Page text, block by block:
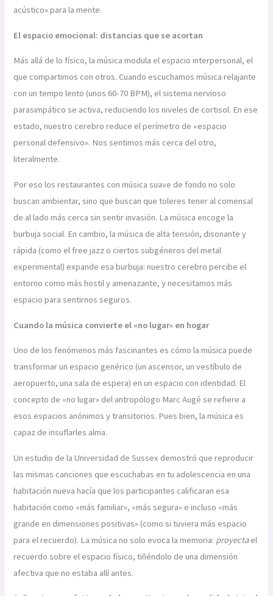
acústico» para la mente.
El espacio emocional: distancias que se acortan
Más allá de lo físico, la música modula el espacio interpersonal, el
que compartimos con otros. Cuando escuchamos música relajante
con un tempo lento (unos 60-70 BPM), el sistema nervioso
parasimpático se activa, reduciendo los niveles de cortisol. En ese
estado, nuestro cerebro reduce el perímetro de «espacio
personal defensivo». Nos sentimos más cerca del otro,
literalmente.
Por eso los restaurantes con música suave de fondo no solo
buscan ambientar, sino que buscan que toleres tener al comensal
de al lado más cerca sin sentir invasión. La música encoge la
burbuja social. En cambio, la música de alta tensión, disonante y
rápida (como el free jazz o ciertos subgéneros del metal
experimental) expande esa burbuja: nuestro cerebro percibe el
entorno como más hostil y amenazante, y necesitamos más
espacio para sentirnos seguros.
Cuando la música convierte el «no lugar» en hogar
Uno de los fenómenos más fascinantes es cómo la música puede
transformar un espacio genérico (un ascensor, un vestíbulo de
aeropuerto, una sala de espera) en un espacio con identidad. El
concepto de «no lugar» del antropólogo Marc Augé se refiere a
esos espacios anónimos y transitorios. Pues bien, la música es
capaz de insuflarles alma.
Un estudio de la Universidad de Sussex demostró que reproducir
las mismas canciones que escuchabas en tu adolescencia en una
habitación nueva hacía que los participantes calificaran esa
habitación como «más familiar», «más segura» e incluso «más
grande en dimensiones positivas» (como si tuviera más espacio
para el recuerdo). La música no solo evoca la memoria: proyectael
recuerdo sobre el espacio físico, tiñéndolo de una dimensión
afectiva que no estaba allí antes.